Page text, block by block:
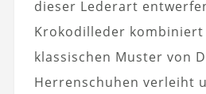
dieser Lederart
Krokodilleder
klassischen Muster von
Herrenschuhen verleiht